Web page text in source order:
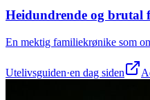
Heidundrende og brutal
En mektig familiekrønike som
Utelivsguiden·en dag siden